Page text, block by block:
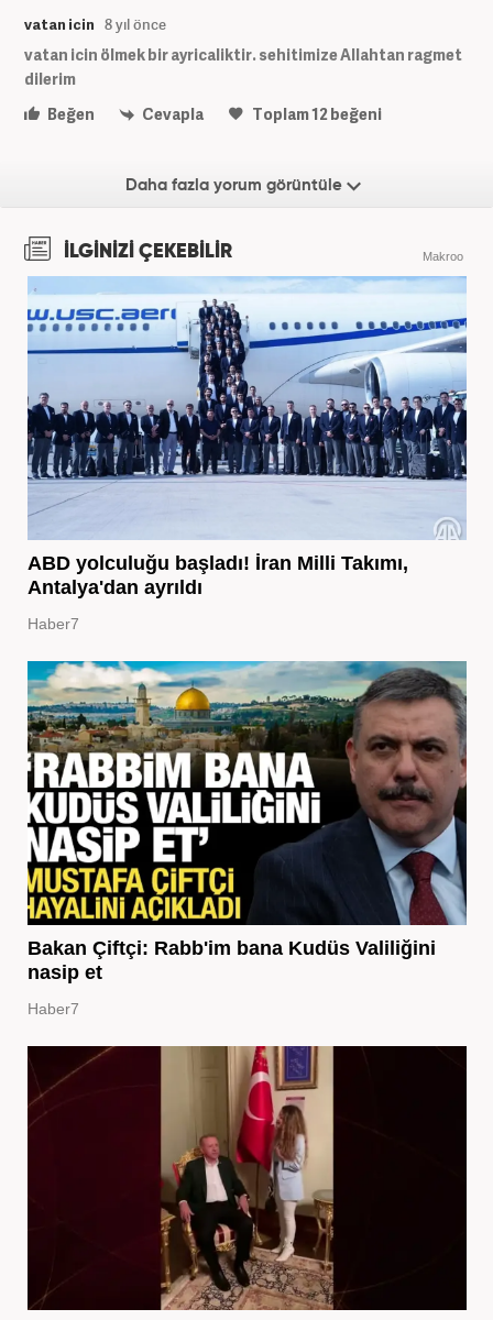
vatan icin 8 yıl önce
vatan icin ölmek bir ayricaliktir. sehitimize Allahtan ragmet
dilerim
Beğen
Cevapla Toplam12beğeni
Daha fazla yorum görüntüle
İLGİNİZİ ÇEKEBİLİR Makroo
ABD yolculuğu başladı! İran Milli Takımı,
Antalya'dan ayrıldı
Haber7
Bakan Çiftçi: Rabb'im bana Kudüs Valiliğini
nasip et
Haber7